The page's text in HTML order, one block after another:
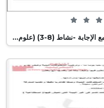
0 من 5 (0 تصويت)
اختبار قصير نموذج 5 (منهج كامبردج) مع الإجابة -نشاط (8-3) (علوم) الثامن